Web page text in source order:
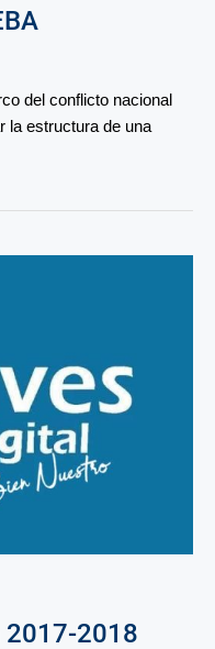
del conflicto nacional
la estructura de una
2017-2018